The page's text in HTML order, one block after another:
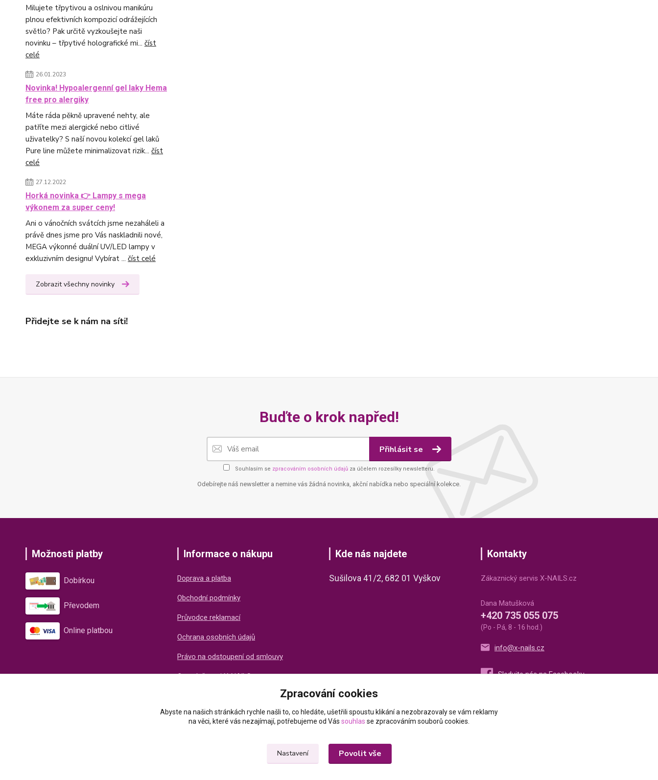
Milujete třpytivou a oslnivou manikúru
plnou efektivních kompozicí odrážejících
světlo? Pak určitě vyzkoušejte naši
novinku – třpytivé holografické mi... číst
celé
26.01.2023
Novinka! Hypoalergenní gel laky Hema
free pro alergiky
Máte ráda pěkně upravené nehty, ale
patříte mezi alergické nebo citlivé
uživatelky? S naší novou kolekcí gel laků
Pure line můžete minimalizovat rizik... číst
celé
27.12.2022
Horká novinka 👉 Lampy s mega
výkonem za super ceny!
Ani o vánočních svátcích jsme nezaháleli a
právě dnes jsme pro Vás naskladnili nové,
MEGA výkonné duální UV/LED lampy v
exkluzivním designu! Vybírat ... číst celé
Zobrazit všechny novinky
Přidejte se k nám na síti!
Buďte o krok napřed!
Přihlásit se
Souhlasím se zpracováním osobních údajů za účelem rozesílky newsletteru.
Odebírejte náš newsletter a nemine vás žádná novinka, akční nabídka nebo speciální kolekce.
Možnosti platby
Dobírkou
Převodem
Online platbou
Informace o nákupu
Doprava a platba
Obchodní podmínky
Průvodce reklamací
Ochrana osobních údajů
Právo na odstoupení od smlouvy
O společnosti X-NAILS
Kde nás najdete
Sušilova 41/2, 682 01 Vyškov
Kontakty
Zákaznický servis X-NAILS.cz
Dana Matušková
+420 735 055 075
(Po - Pá, 8 - 16 hod.)
info@x-nails.cz
Zpracování cookies
Abyste na našich stránkách rychle našli to, co hledáte, ušetřili spoustu klikání a nezobrazovaly se vám reklamy
na věci, které vás nezajímají, potřebujeme od Vás souhlas se zpracováním souborů cookies.
Nastavení Povolit vše